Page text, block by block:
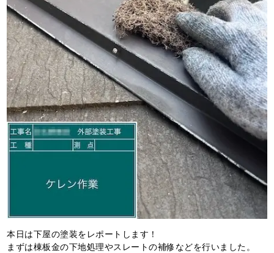
本日は下屋の塗装をレポートします！
まずは棟板金の下地処理やスレートの補修などを行いました。